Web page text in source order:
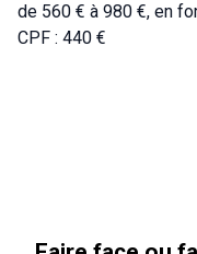
de 560 € à 980 €, en
CPF : 440 €